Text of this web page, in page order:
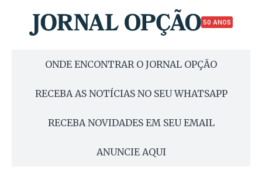
50 ANOS
ONDE ENCONTRAR O JORNAL OPÇÃO
RECEBA AS NOTÍCIAS NO SEU WHATSAPP
RECEBA NOVIDADES EM SEU EMAIL
ANUNCIE AQUI